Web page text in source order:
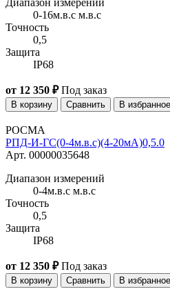
Диапазон измерений
0-16м.в.с м.в.с
Точность
0,5
Защита
IP68
от 12 350 ₽ Под заказ
В корзину Сравнить В избранное
РОСМА
РПД-И-ГС(0-4м.в.с)(4-20мА)0,5.0
Арт. 00000035648
Диапазон измерений
0-4м.в.с м.в.с
Точность
0,5
Защита
IP68
от 12 350 ₽ Под заказ
В корзину Сравнить В избранное